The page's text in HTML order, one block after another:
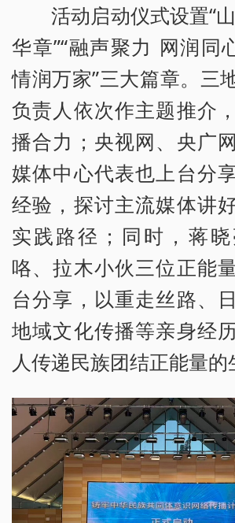
活动启动仪式设置“
华章”“融声聚力 网润同
情润万家”三大篇章。三
负责人依次作主题推介
播合力；央视网、央广
媒体中心代表也上台分
经验，探讨主流媒体讲
实践路径；同时，蒋
咯、拉木小伙三位正能
台分享，以重走丝路、
地域文化传播等亲身经
人传递民族团结正能量的